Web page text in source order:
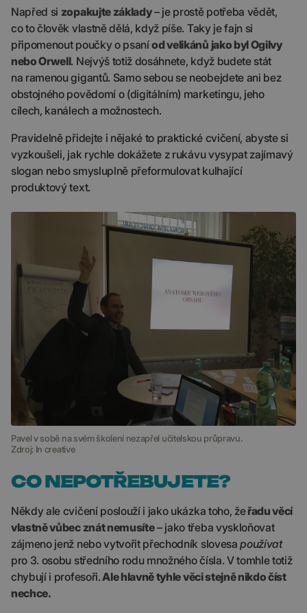
Napřed si zopakujte základy– je prostě potřeba vědět,
co to člověk vlastně dělá, když píše. Taky je fajn si
připomenout poučky o psaníod velikánů jako byl Ogilvy
nebo Orwell. Nejvýš totiž dosáhnete, když budete stát
na ramenou gigantů. Samo sebou se neobejdete ani bez
obstojného povědomí o (digitálním) marketingu, jeho
cílech, kanálech a možnostech.
Pravidelně přidejte i nějaké to praktické cvičení, abyste si
vyzkoušeli, jak rychle dokážete z rukávu vysypat zajímavý
slogan nebo smysluplně přeformulovat kulhající
produktový text.
Pavel v sobě na svém školení nezapřel učitelskou průpravu.
Zdroj: In creative
CO NEPOTŘEBUJETE?
Někdy ale cvičení poslouží i jako ukázka toho, žeřadu věcí
vlastně vůbec znát nemusíte– jako třeba vyskloňovat
zájmeno jenž nebo vytvořit přechodník slovesapoužívat
pro 3. osobu středního rodu množného čísla. V tomhle totiž
chybují i profesoři.Ale hlavně tyhle věci stejně nikdo číst
nechce.